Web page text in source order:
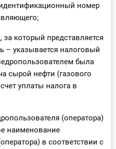
номер
который представляется
– указывается налоговый
была
сырой нефти (газового
уплаты налога в
(оператора)
наименование
в соответствии с